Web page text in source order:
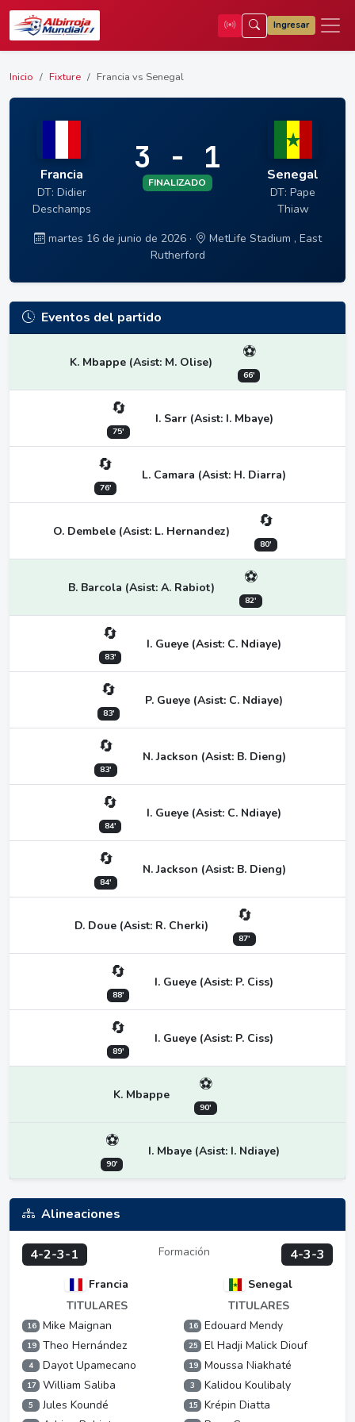
Ingresar
Inicio Fixture Francia vs Senegal
Francia
DT: Didier
Deschamps
3 - 1
FINALIZADO Senegal
DT: Pape
Thiaw
martes 16 de junio de 2026 ·
MetLife Stadium , East
Rutherford
Eventos del partido
K. Mbappe (Asist: M. Olise) ⚽
66'
🔄
75'
I. Sarr (Asist: I. Mbaye)
🔄
76'
L. Camara (Asist: H. Diarra)
O. Dembele (Asist: L. Hernandez) 🔄
80'
B. Barcola (Asist: A. Rabiot) ⚽
82'
🔄
83'
I. Gueye (Asist: C. Ndiaye)
🔄
83'
P. Gueye (Asist: C. Ndiaye)
🔄
83'
N. Jackson (Asist: B. Dieng)
🔄
84'
I. Gueye (Asist: C. Ndiaye)
🔄
84'
N. Jackson (Asist: B. Dieng)
D. Doue (Asist: R. Cherki) 🔄
87'
🔄
88'
I. Gueye (Asist: P. Ciss)
🔄
89'
I. Gueye (Asist: P. Ciss)
K. Mbappe ⚽
90'
⚽
90'
I. Mbaye (Asist: I. Ndiaye)
Alineaciones
4-2-3-1 Formación 4-3-3
Francia
TITULARES
16 Mike Maignan
19 Theo Hernández
4 Dayot Upamecano
17 William Saliba
5 Jules Koundé
Senegal
TITULARES
16 Edouard Mendy
25 El Hadji Malick Diouf
19 Moussa Niakhaté
3 Kalidou Koulibaly
15 Krépin Diatta